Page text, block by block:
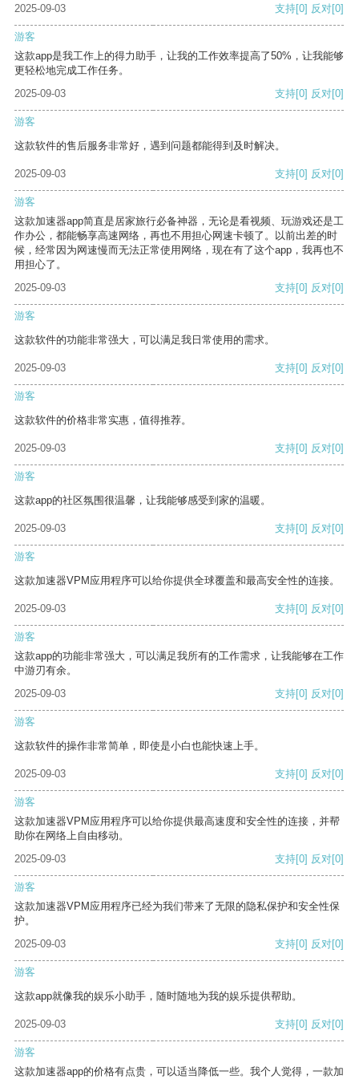
2025-09-03 支持[0] 反对[0]
游客
这款app是我工作上的得力助手，让我的工作效率提高了50%，让我能够
更轻松地完成工作任务。
2025-09-03
支持[0] 反对[0]
游客
这款软件的售后服务非常好，遇到问题都能得到及时解决。
2025-09-03 支持[0] 反对[0]
游客
这款加速器app简直是居家旅行必备神器，无论是看视频、玩游戏还是工
作办公，都能畅享高速网络，再也不用担心网速卡顿了。以前出差的时
候，经常因为网速慢而无法正常使用网络，现在有了这个app，我再也不
用担心了。
2025-09-03
支持[0] 反对[0]
游客
这款软件的功能非常强大，可以满足我日常使用的需求。
2025-09-03 支持[0] 反对[0]
游客
这款软件的价格非常实惠，值得推荐。
2025-09-03 支持[0] 反对[0]
游客
这款app的社区氛围很温馨，让我能够感受到家的温暖。
2025-09-03 支持[0] 反对[0]
游客
这款加速器VPM应用程序可以给你提供全球覆盖和最高安全性的连接。
2025-09-03 支持[0] 反对[0]
游客
这款app的功能非常强大，可以满足我所有的工作需求，让我能够在工作
中游刃有余。
2025-09-03
支持[0] 反对[0]
游客
这款软件的操作非常简单，即使是小白也能快速上手。
2025-09-03 支持[0] 反对[0]
游客
这款加速器VPM应用程序可以给你提供最高速度和安全性的连接，并帮
助你在网络上自由移动。
2025-09-03
支持[0] 反对[0]
游客
这款加速器VPM应用程序已经为我们带来了无限的隐私保护和安全性保
护。
2025-09-03
支持[0] 反对[0]
游客
这款app就像我的娱乐小助手，随时随地为我的娱乐提供帮助。
2025-09-03 支持[0] 反对[0]
游客
这款加速器app的价格有点贵，可以适当降低一些。我个人觉得，一款加